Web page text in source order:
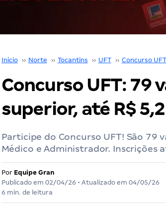
Início ›› Norte ›› Tocantins ›› UFT ›› Concurso UFT
Concurso UFT: 79
superior, até R$
Participe do Concurso UFT! São 79
Médico e Administrador. Inscrições
Por Equipe Gran
Publicado em 02/04/26 • Atualizado em 04/05/26
6 min. de leitura